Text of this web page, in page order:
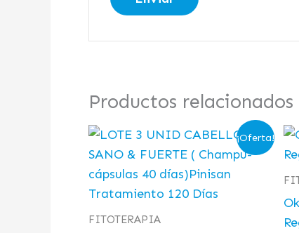
Productos relacionados
¡Oferta!
FITOTERAPIA
El
original
era:
54,00 €.
El
actual
es:
45,00 €.